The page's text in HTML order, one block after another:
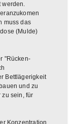
werden.
muss das
(Mulde)
"Rücken-
Bettlägerigkeit
und zu
sein, für
Konzentration